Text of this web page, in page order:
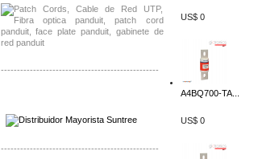
-------------------------------------------------
-------------------------------------------------
US$ 0
A4BQ700-TA...
US$ 0